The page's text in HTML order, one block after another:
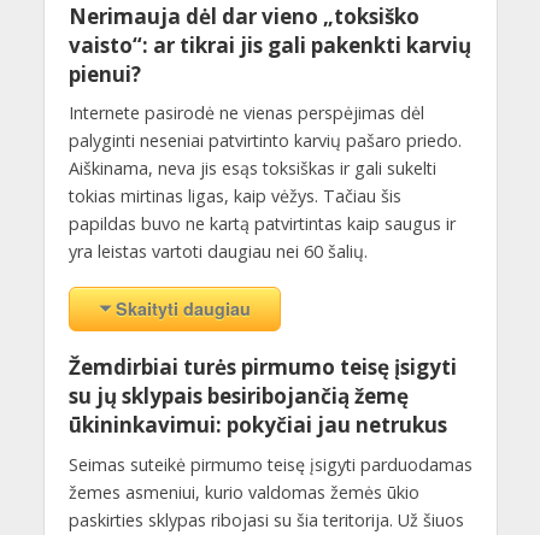
Nerimauja dėl dar vieno „toksiško
vaisto“: ar tikrai jis gali pakenkti karvių
pienui?
Internete pasirodė ne vienas perspėjimas dėl
palyginti neseniai patvirtinto karvių pašaro priedo.
Aiškinama, neva jis esąs toksiškas ir gali sukelti
tokias mirtinas ligas, kaip vėžys. Tačiau šis
papildas buvo ne kartą patvirtintas kaip saugus ir
yra leistas vartoti daugiau nei 60 šalių.
Skaityti daugiau
Žemdirbiai turės pirmumo teisę įsigyti
su jų sklypais besiribojančią žemę
ūkininkavimui: pokyčiai jau netrukus
Seimas suteikė pirmumo teisę įsigyti parduodamas
žemes asmeniui, kurio valdomas žemės ūkio
paskirties sklypas ribojasi su šia teritorija. Už šiuos